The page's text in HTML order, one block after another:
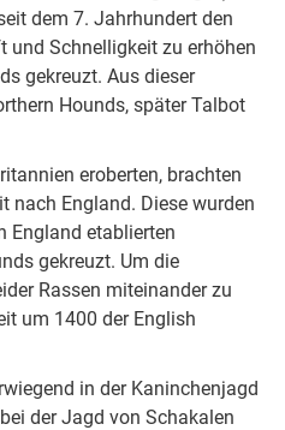
dem 7. Jahrhundert den
und Schnelligkeit zu erhöhen
gekreuzt. Aus dieser
Hounds, später Talbot
eroberten, brachten
nach England. Diese wurden
England etablierten
gekreuzt. Um die
Rassen miteinander zu
um 1400 der English
in der Kaninchenjagd
der Jagd von Schakalen